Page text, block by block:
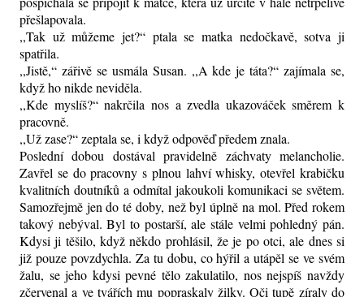
přešlapovala.
,,Tak už můžeme jet?“ ptala se matka nedočkavě, sotva ji
spatřila.
,,Jistě,“ zářivě se usmála Susan. ,,A kde je táta?“ zajímala se,
když ho nikde neviděla.
,,Kde myslíš?“ nakrčila nos a zvedla ukazováček směrem k
pracovně.
,,Už zase?“ zeptala se, i když odpověď předem znala.
Poslední dobou dostával pravidelně záchvaty melancholie.
Zavřel se do pracovny s plnou lahví whisky, otevřel krabičku
kvalitních doutníků a odmítal jakoukoli komunikaci se světem.
Samozřejmě jen do té doby, než byl úplně na mol. Před rokem
takový nebýval. Byl to postarší, ale stále velmi pohledný pán.
Kdysi ji těšilo, když někdo prohlásil, že je po otci, ale dnes si
již pouze povzdychla. Za tu dobu, co hýřil a utápěl se ve svém
žalu, se jeho kdysi pevné tělo zakulatilo, nos nejspíš navždy
zčervenal a ve tvářích mu popraskaly žilky. Oči tupě zíraly do